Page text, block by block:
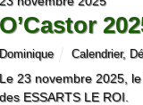
O’Castor
Dominique Calendrier,
Le 23 novembre 2025,
des ESSARTS LE ROI.